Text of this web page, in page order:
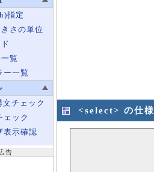
指定
さの単位
覧
ー一覧
チェック
ェック
表示確認
告
<select> の仕様